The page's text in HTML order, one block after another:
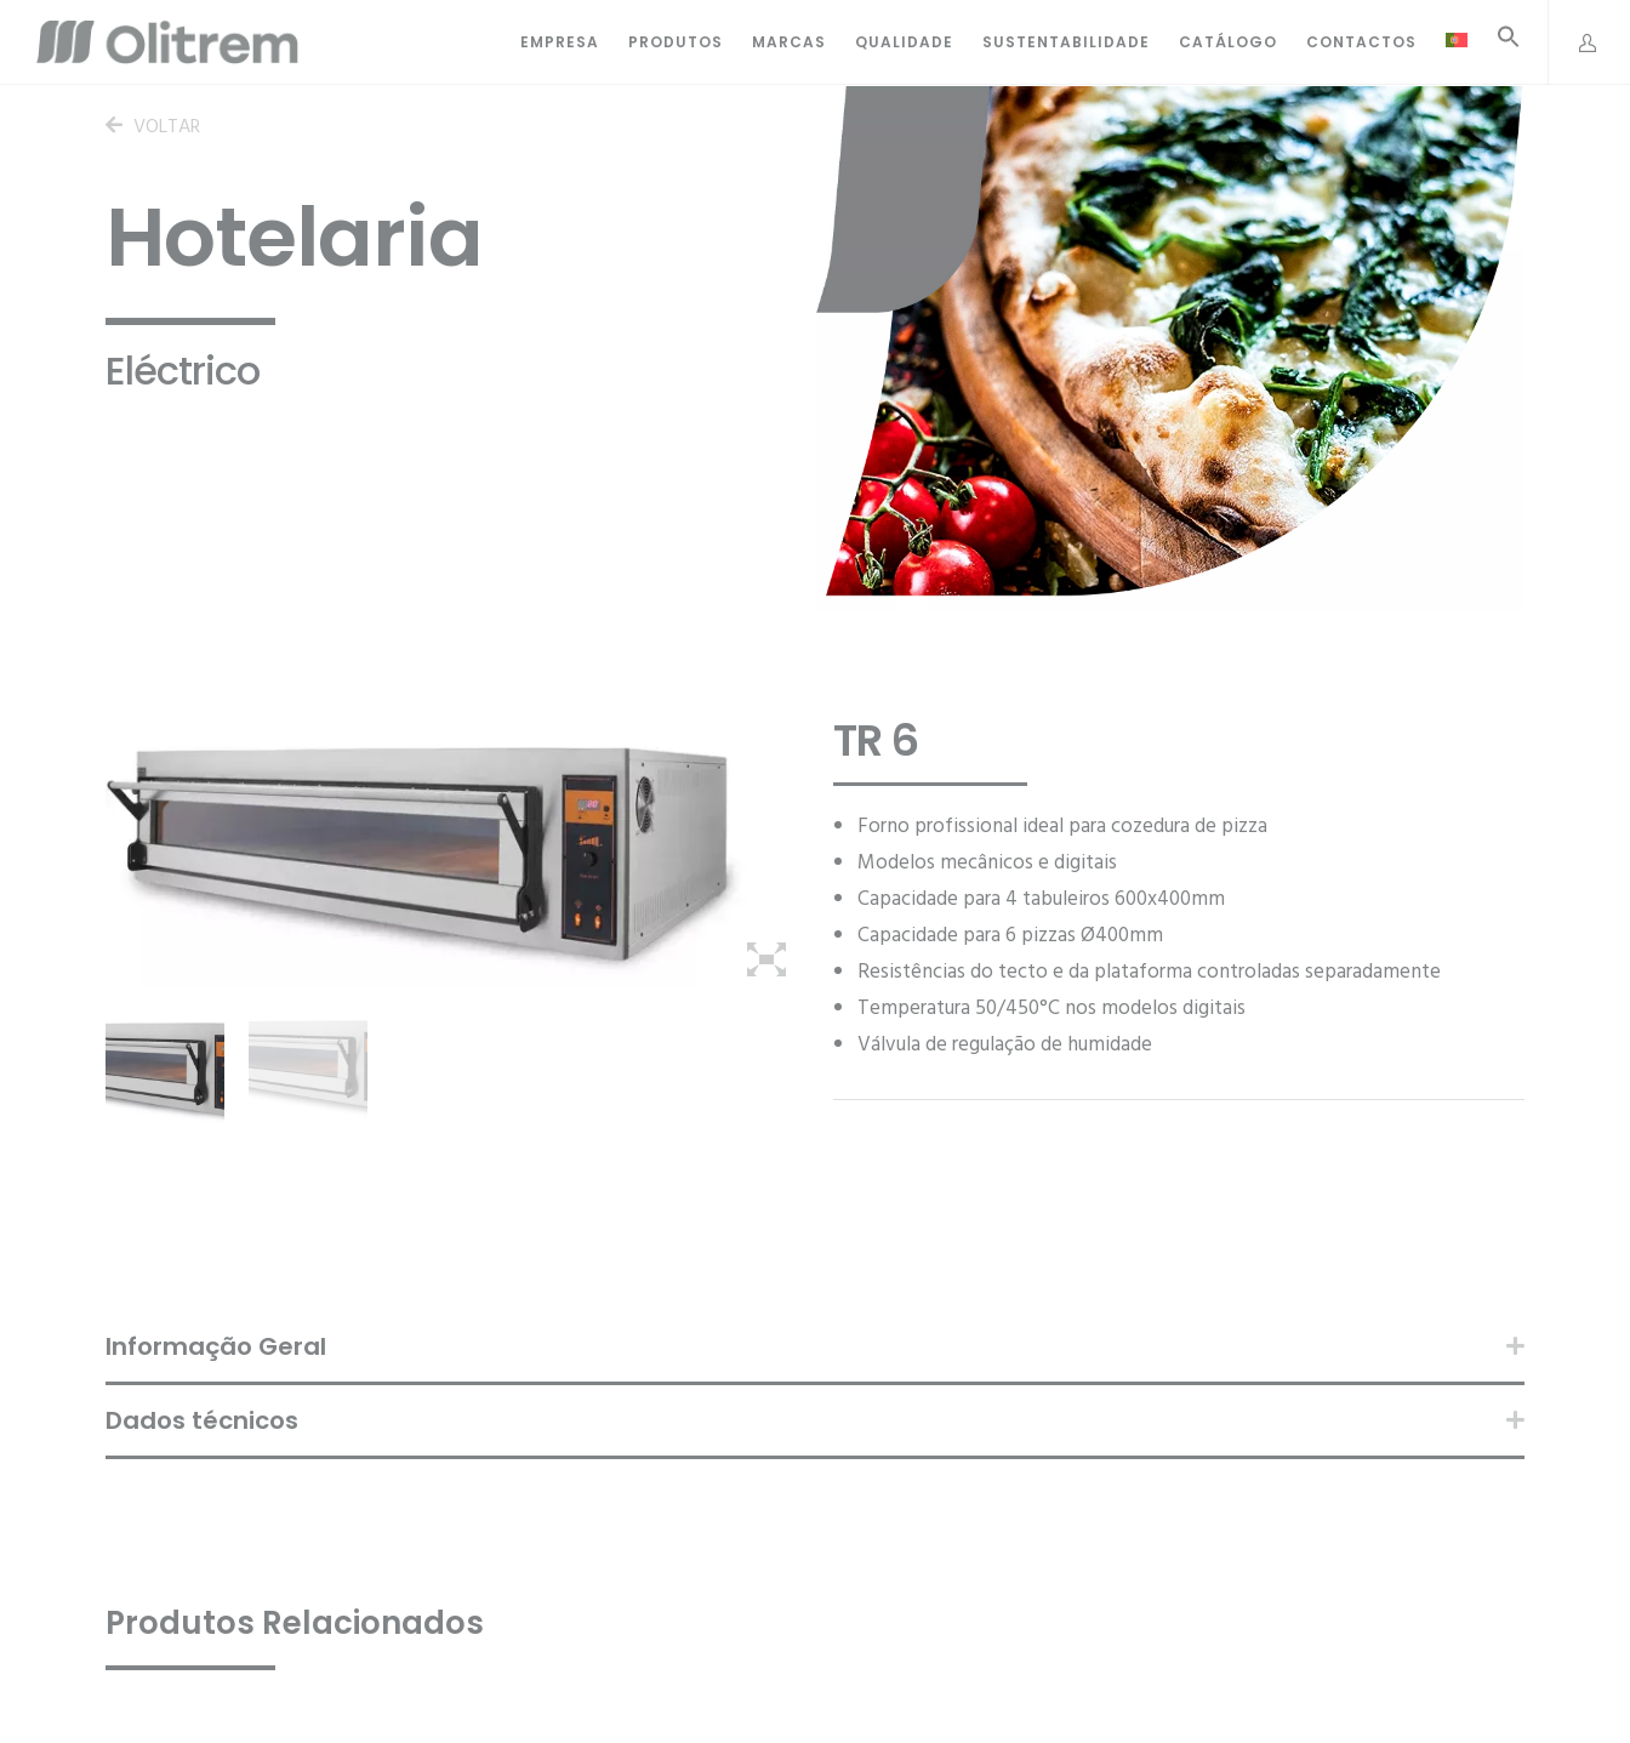
EMPRESA PRODUTOS MARCAS QUALIDADE SUSTENTABILIDADE CATÁLOGO CONTACTOS
VOLTAR
Hotelaria
Eléctrico
TR 6
Forno profissional ideal para cozedura de pizza
Modelos mecânicos e digitais
Capacidade para 4 tabuleiros 600x400mm
Capacidade para 6 pizzas Ø400mm
Resistências do tecto e da plataforma controladas separadamente
Temperatura 50/450°C nos modelos digitais
Válvula de regulação de humidade
Informação Geral
Dados técnicos
Produtos Relacionados